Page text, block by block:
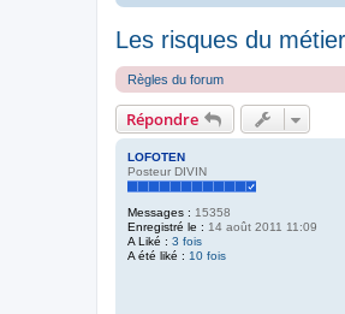
Les risques du métier
Règles du forum
Répondre
LOFOTEN
Posteur DIVIN
Messages : 15358
Enregistré le : 14 août 2011 11:09
A Liké : 3 fois
A été liké : 10 fois